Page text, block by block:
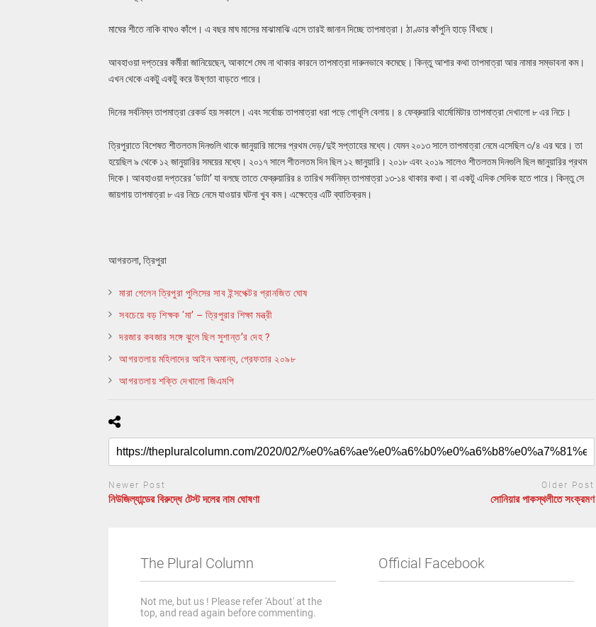
মাঘের শীতে নাকি বাঘও কাঁপে। এ বছর মাঘ মাসের মাঝামাঝি এসে তারই জানান দিচ্ছে তাপমাত্রা। ঠাণ্ডার কাঁপুনি হাড়ে বিঁধছে।
আবহাওয়া দপ্তরের কর্মীরা জানিয়েছেন, আকাশে মেঘ না থাকার কারনে তাপমাত্রা দারুনভাবে কমেছে। কিন্তু আশার কথা তাপমাত্রা আর নামার সম্ভাবনা কম।
এখন থেকে একটু একটু করে উষ্ণতা বাড়তে পারে।
দিনের সর্বনিম্ন তাপমাত্রা রেকর্ড হয় সকালে। এবং সর্বোচ্চ তাপমাত্রা ধরা পড়ে গোধূলি বেলায়। ৪ ফেব্রুয়ারি থার্মোমিটার তাপমাত্রা দেখালো ৮ এর নিচে।
ত্রিপুরাতে বিশেষত শীতলতম দিনগুলি থাকে জানুয়ারি মাসের প্রথম দেড়/দুই সপ্তাহের মধ্যে। যেমন ২০১৩ সালে তাপমাত্রা নেমে এসেছিল ৩/৪ এর ঘরে। তা
হয়েছিল ৯ থেকে ১২ জানুয়ারির সময়ের মধ্যে। ২০১৭ সালে শীতলতম দিন ছিল ১২ জানুয়ারি। ২০১৮ এবং ২০১৯ সালেও শীতলতম দিনগুলি ছিল জানুয়ারির প্রথম
দিকে। আবহাওয়া দপ্তরের ‘ডাটা’ যা বলছে তাতে ফেব্রুয়ারির ৪ তারিখ সর্বনিম্ন তাপমাত্রা ১৩-১৪ থাকার কথা। বা একটু এদিক সেদিক হতে পারে। কিন্তু সে
জায়গায় তাপমাত্রা ৮ এর নিচে নেমে যাওয়ার ঘটনা খুব কম। এক্ষেত্রে এটি ব্যাতিক্রম।
আগরতলা, ত্রিপুরা
মারা গেলেন ত্রিপুরা পুলিসের সাব ইন্সপেক্টর প্রানজিত ঘোষ
সবচেয়ে বড় শিক্ষক ‘মা’ – ত্রিপুরার শিক্ষা মন্ত্রী
দরজার কবজার সঙ্গে ঝুলে ছিল সুশান্ত’র দেহ ?
আগরতলায় মহিলাদের আইন অমান্য, গ্রেফতার ২০৯৮
আগরতলায় শক্তি দেখালো জিএমপি
Newer Post
নিউজিল্যান্ডের বিরুদ্ধে টেস্ট দলের নাম ঘোষণা
Older Post
সোনিয়ার পাকস্থলীতে সংক্রমণ
The Plural Column
Not me, but us ! Please refer 'About' at the
top, and read again before commenting.
Official Facebook